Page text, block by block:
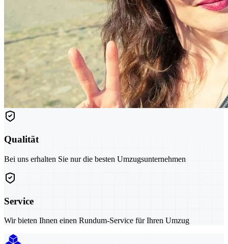
Qualität
Bei uns erhalten Sie nur die besten Umzugsunternehmen
Service
Wir bieten Ihnen einen Rundum-Service für Ihren Umzug